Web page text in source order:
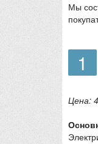
Мы
1
Цена: